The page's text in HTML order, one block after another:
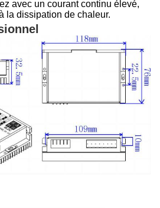
avec un courant continu élevé,
la dissipation de chaleur.